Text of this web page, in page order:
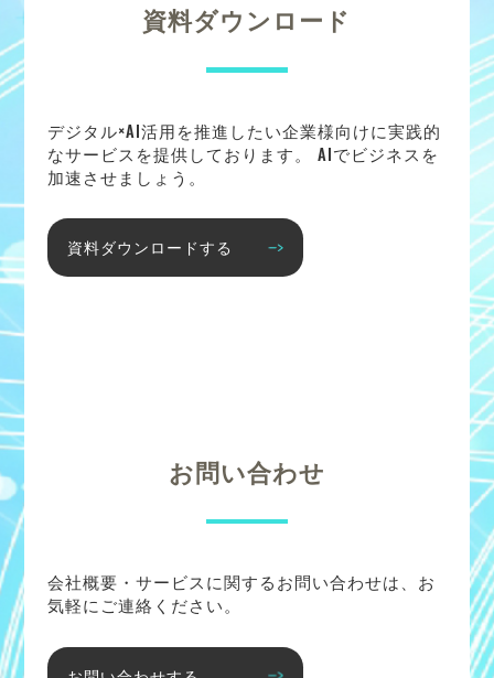
資料ダウンロード
デジタル×AI活用を推進したい企業様向けに実践的
なサービスを提供しております。 AIでビジネスを
加速させましょう。
資料ダウンロードする
お問い合わせ
会社概要・サービスに関するお問い合わせは、お
気軽にご連絡ください。